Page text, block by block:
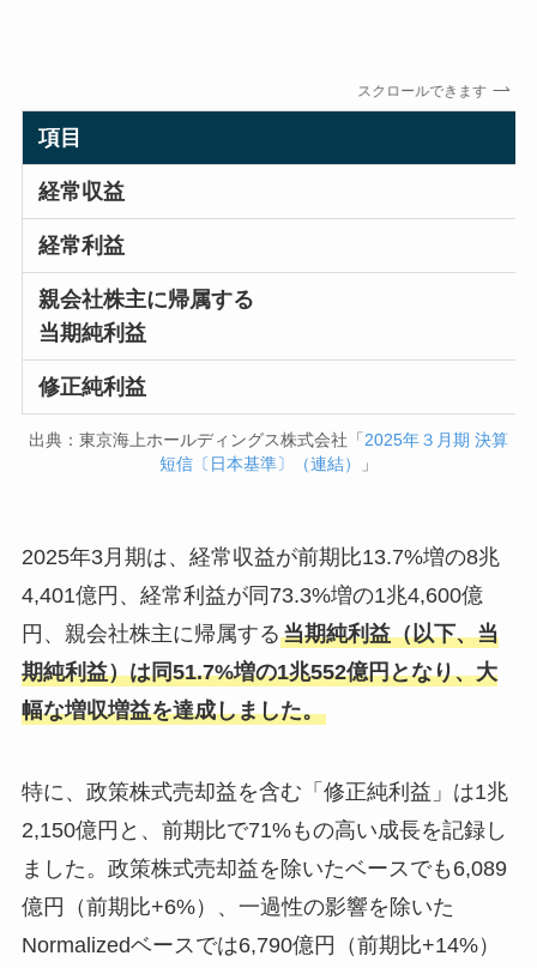
スクロールできます
項目
経常収益
経常利益
親会社株主に帰属する
当期純利益
修正純利益
出典： 東京海上ホールディングス株式会社「 2025年３月期 決算
短信〔日本基準〕（連結）
」
2025年3月期は、経常収益が前期比13.7%増の8兆
4,401億円、経常利益が同73.3%増の1兆4,600億
円、親会社株主に帰属する当期純利益（以下、当
期純利益）は同51.7%増の1兆552億円となり、大
幅な増収増益を達成しました。
特に、政策株式売却益を含む「修正純利益」は1兆
2,150億円と、前期比で71%もの高い成長を記録し
ました。政策株式売却益を除いたベースでも6,089
億円（前期比+6%）、一過性の影響を除いた
Normalizedベースでは6,790億円（前期比+14%）